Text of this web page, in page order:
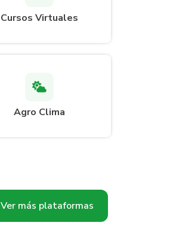
Cursos Virtuales
Agro Clima
Ver más plataformas